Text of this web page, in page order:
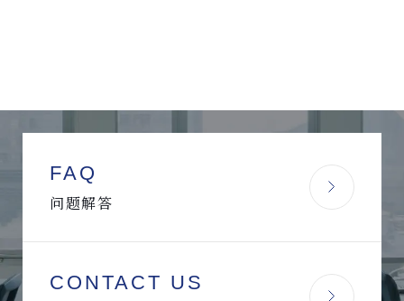
FAQ
问题解答
CONTACT US